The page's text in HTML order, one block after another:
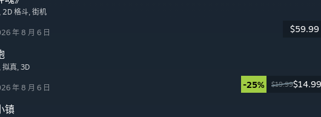
, 2D 格斗, 街机
年 8 月 6 日 $59.99
, 拟真, 3D
年 8 月 6 日 -25% $19.99$14.99
镇